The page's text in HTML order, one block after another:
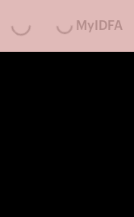
MyIDFA